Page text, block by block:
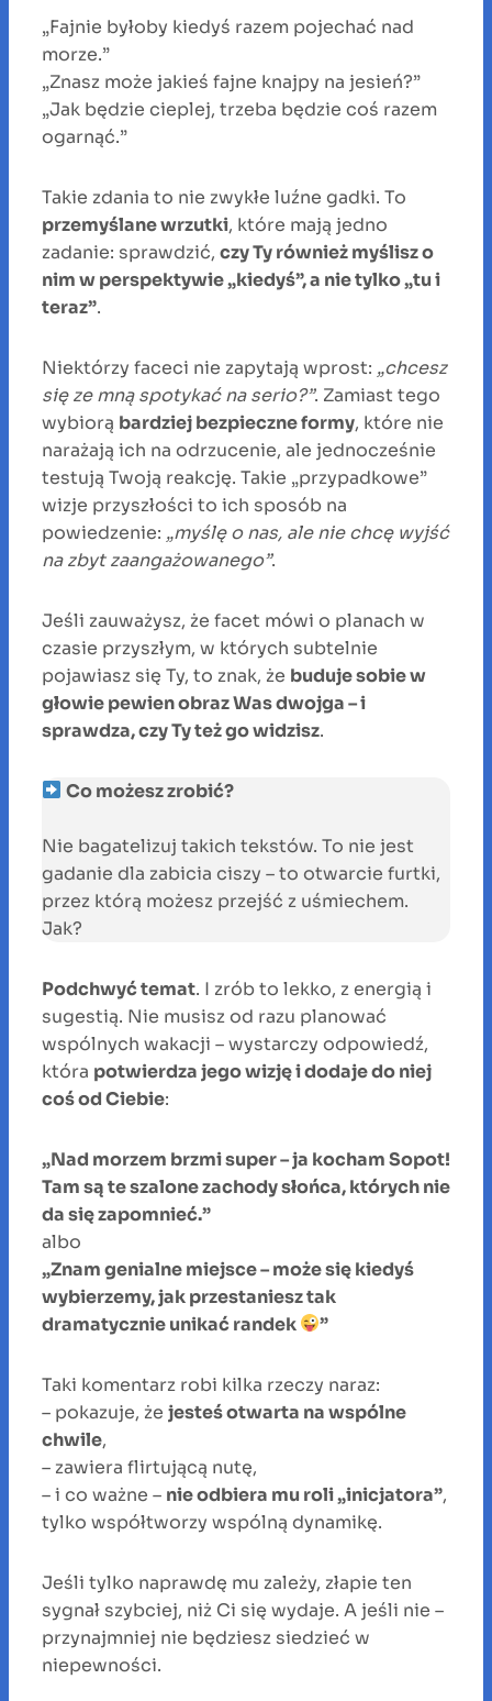
„Fajnie byłoby kiedyś razem pojechać nad
morze.”
„Znasz może jakieś fajne knajpy na jesień?”
„Jak będzie cieplej, trzeba będzie coś razem
ogarnąć.”
Takie zdania to nie zwykłe luźne gadki. To
przemyślane wrzutki, które mają jedno
zadanie: sprawdzić, czy Ty również myślisz o
nim w perspektywie „kiedyś”, a nie tylko „tu i
teraz”.
Niektórzy faceci nie zapytają wprost: „chcesz
się ze mną spotykać na serio?”. Zamiast tego
wybiorą bardziej bezpieczne formy, które nie
narażają ich na odrzucenie, ale jednocześnie
testują Twoją reakcję. Takie „przypadkowe”
wizje przyszłości to ich sposób na
powiedzenie: „myślę o nas, ale nie chcę wyjść
na zbyt zaangażowanego”.
Jeśli zauważysz, że facet mówi o planach w
czasie przyszłym, w których subtelnie
pojawiasz się Ty, to znak, że buduje sobie w
głowie pewien obraz Was dwojga – i
sprawdza, czy Ty też go widzisz.
Co możesz zrobić?
Nie bagatelizuj takich tekstów. To nie jest
gadanie dla zabicia ciszy – to otwarcie furtki,
przez którą możesz przejść z uśmiechem.
Jak?
Podchwyć temat. I zrób to lekko, z energią i
sugestią. Nie musisz od razu planować
wspólnych wakacji – wystarczy odpowiedź,
która potwierdza jego wizję i dodaje do niej
coś od Ciebie:
„Nad morzem brzmi super – ja kocham Sopot!
Tam są te szalone zachody słońca, których nie
da się zapomnieć.”
albo
„Znam genialne miejsce – może się kiedyś
wybierzemy, jak przestaniesz tak
dramatycznie unikać randek
”
Taki komentarz robi kilka rzeczy naraz:
– pokazuje, że jesteś otwarta na wspólne
chwile,
– zawiera flirtującą nutę,
– i co ważne – nie odbiera mu roli „inicjatora”,
tylko współtworzy wspólną dynamikę.
Jeśli tylko naprawdę mu zależy, złapie ten
sygnał szybciej, niż Ci się wydaje. A jeśli nie –
przynajmniej nie będziesz siedzieć w
niepewności.